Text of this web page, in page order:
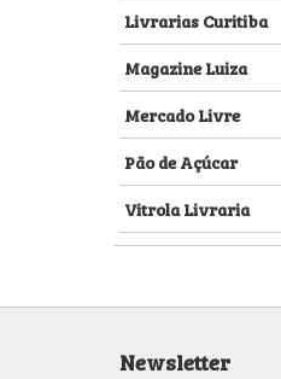
Livrarias Curitiba
Magazine Luiza
Mercado Livre
Pão de Açúcar
Vitrola Livraria
Newsletter